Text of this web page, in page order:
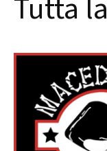
Tutta